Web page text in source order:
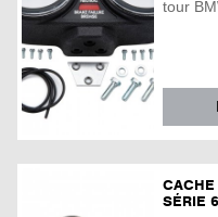
tour
CACHE
SÉRIE